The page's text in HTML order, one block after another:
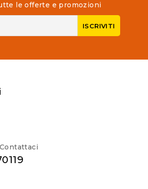
le offerte e promozioni